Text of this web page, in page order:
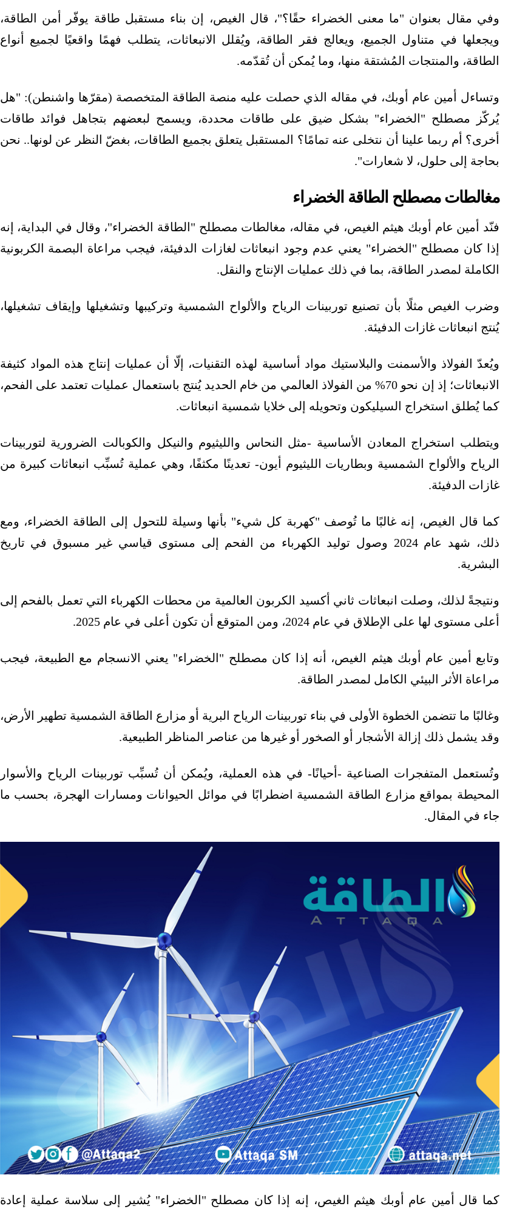
وفي مقال بعنوان "ما معنى الخضراء حقًا؟"، قال الغيص، إن بناء مستقبل طاقة يوفّر أمن الطاقة،
ويجعلها في متناول الجميع، ويعالج فقر الطاقة، ويُقلل الانبعاثات، يتطلب فهمًا واقعيًا لجميع أنواع
الطاقة، والمنتجات المُشتقة منها، وما يُمكن أن تُقدّمه.
وتساءل أمين عام أوبك، في مقاله الذي حصلت عليه منصة الطاقة المتخصصة (مقرّها واشنطن): "هل
يُركّز مصطلح "الخضراء" بشكل ضيق على طاقات محددة، ويسمح لبعضهم بتجاهل فوائد طاقات
أخرى؟ أم ربما علينا أن نتخلى عنه تمامًا؟ المستقبل يتعلق بجميع الطاقات، بغضّ النظر عن لونها.. نحن
بحاجة إلى حلول، لا شعارات".
مغالطات مصطلح الطاقة الخضراء
فنّد أمين عام أوبك هيثم الغيص، في مقاله، مغالطات مصطلح "الطاقة الخضراء"، وقال في البداية، إنه
إذا كان مصطلح "الخضراء" يعني عدم وجود انبعاثات لغازات الدفيئة، فيجب مراعاة البصمة الكربونية
الكاملة لمصدر الطاقة، بما في ذلك عمليات الإنتاج والنقل.
وضرب الغيص مثلًا بأن تصنيع توربينات الرياح والألواح الشمسية وتركيبها وتشغيلها وإيقاف تشغيلها،
يُنتج انبعاثات غازات الدفيئة.
ويُعدّ الفولاذ والأسمنت والبلاستيك مواد أساسية لهذه التقنيات، إلّا أن عمليات إنتاج هذه المواد كثيفة
الانبعاثات؛ إذ إن نحو 70% من الفولاذ العالمي من خام الحديد يُنتج باستعمال عمليات تعتمد على الفحم،
كما يُطلق استخراج السيليكون وتحويله إلى خلايا شمسية انبعاثات.
ويتطلب استخراج المعادن الأساسية -مثل النحاس والليثيوم والنيكل والكوبالت الضرورية لتوربينات
الرياح والألواح الشمسية وبطاريات الليثيوم أيون- تعدينًا مكثفًا، وهي عملية تُسبِّب انبعاثات كبيرة من
غازات الدفيئة.
كما قال الغيص، إنه غالبًا ما تُوصف "كهربة كل شيء" بأنها وسيلة للتحول إلى الطاقة الخضراء، ومع
ذلك، شهد عام 2024 وصول توليد الكهرباء من الفحم إلى مستوى قياسي غير مسبوق في تاريخ
البشرية.
ونتيجةً لذلك، وصلت انبعاثات ثاني أكسيد الكربون العالمية من محطات الكهرباء التي تعمل بالفحم إلى
أعلى مستوى لها على الإطلاق في عام 2024، ومن المتوقع أن تكون أعلى في عام 2025.
وتابع أمين عام أوبك هيثم الغيص، أنه إذا كان مصطلح "الخضراء" يعني الانسجام مع الطبيعة، فيجب
مراعاة الأثر البيئي الكامل لمصدر الطاقة.
وغالبًا ما تتضمن الخطوة الأولى في بناء توربينات الرياح البرية أو مزارع الطاقة الشمسية تطهير الأرض،
وقد يشمل ذلك إزالة الأشجار أو الصخور أو غيرها من عناصر المناظر الطبيعية.
وتُستعمل المتفجرات الصناعية -أحيانًا- في هذه العملية، ويُمكن أن تُسبِّب توربينات الرياح والأسوار
المحيطة بمواقع مزارع الطاقة الشمسية اضطرابًا في موائل الحيوانات ومسارات الهجرة، بحسب ما
جاء في المقال.
كما قال أمين عام أوبك هيثم الغيص، إنه إذا كان مصطلح "الخضراء" يُشير إلى سلاسة عملية إعادة